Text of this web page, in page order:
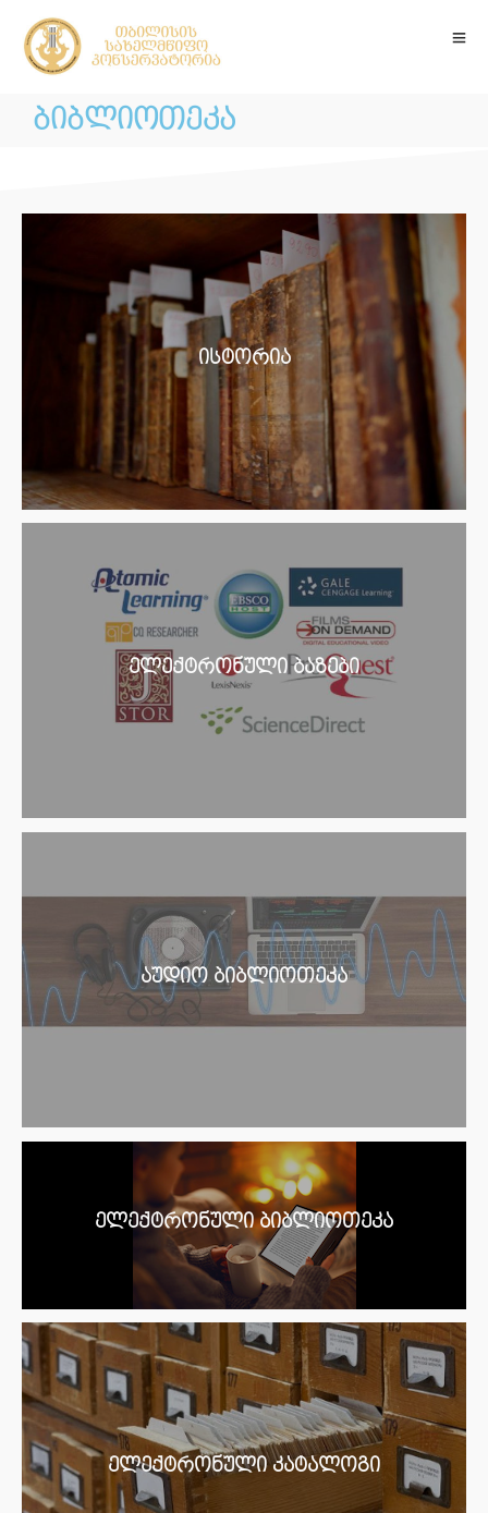
ბიბლიოთეკა
ისტორია
ელექტრონული ბაზები
აუდიო ბიბლიოთეკა
ელექტრონული ბიბლიოთეკა
ელექტრონული კატალოგი